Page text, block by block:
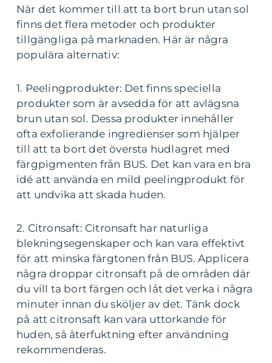
När det kommer till att ta bort brun utan sol
finns det flera metoder och produkter
tillgängliga på marknaden. Här är några
populära alternativ:
1. Peelingprodukter: Det finns speciella
produkter som är avsedda för att avlägsna
brun utan sol. Dessa produkter innehåller
ofta exfolierande ingredienser som hjälper
till att ta bort det översta hudlagret med
färgpigmenten från BUS. Det kan vara en bra
idé att använda en mild peelingprodukt för
att undvika att skada huden.
2. Citronsaft: Citronsaft har naturliga
blekningsegenskaper och kan vara effektivt
för att minska färgtonen från BUS. Applicera
några droppar citronsaft på de områden där
du vill ta bort färgen och låt det verka i några
minuter innan du sköljer av det. Tänk dock
på att citronsaft kan vara uttorkande för
huden, så återfuktning efter användning
rekommenderas.